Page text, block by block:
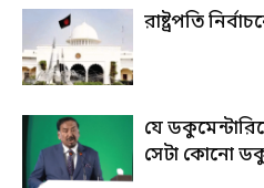
রাষ্ট্রপতি
যে
সেটা কোনো